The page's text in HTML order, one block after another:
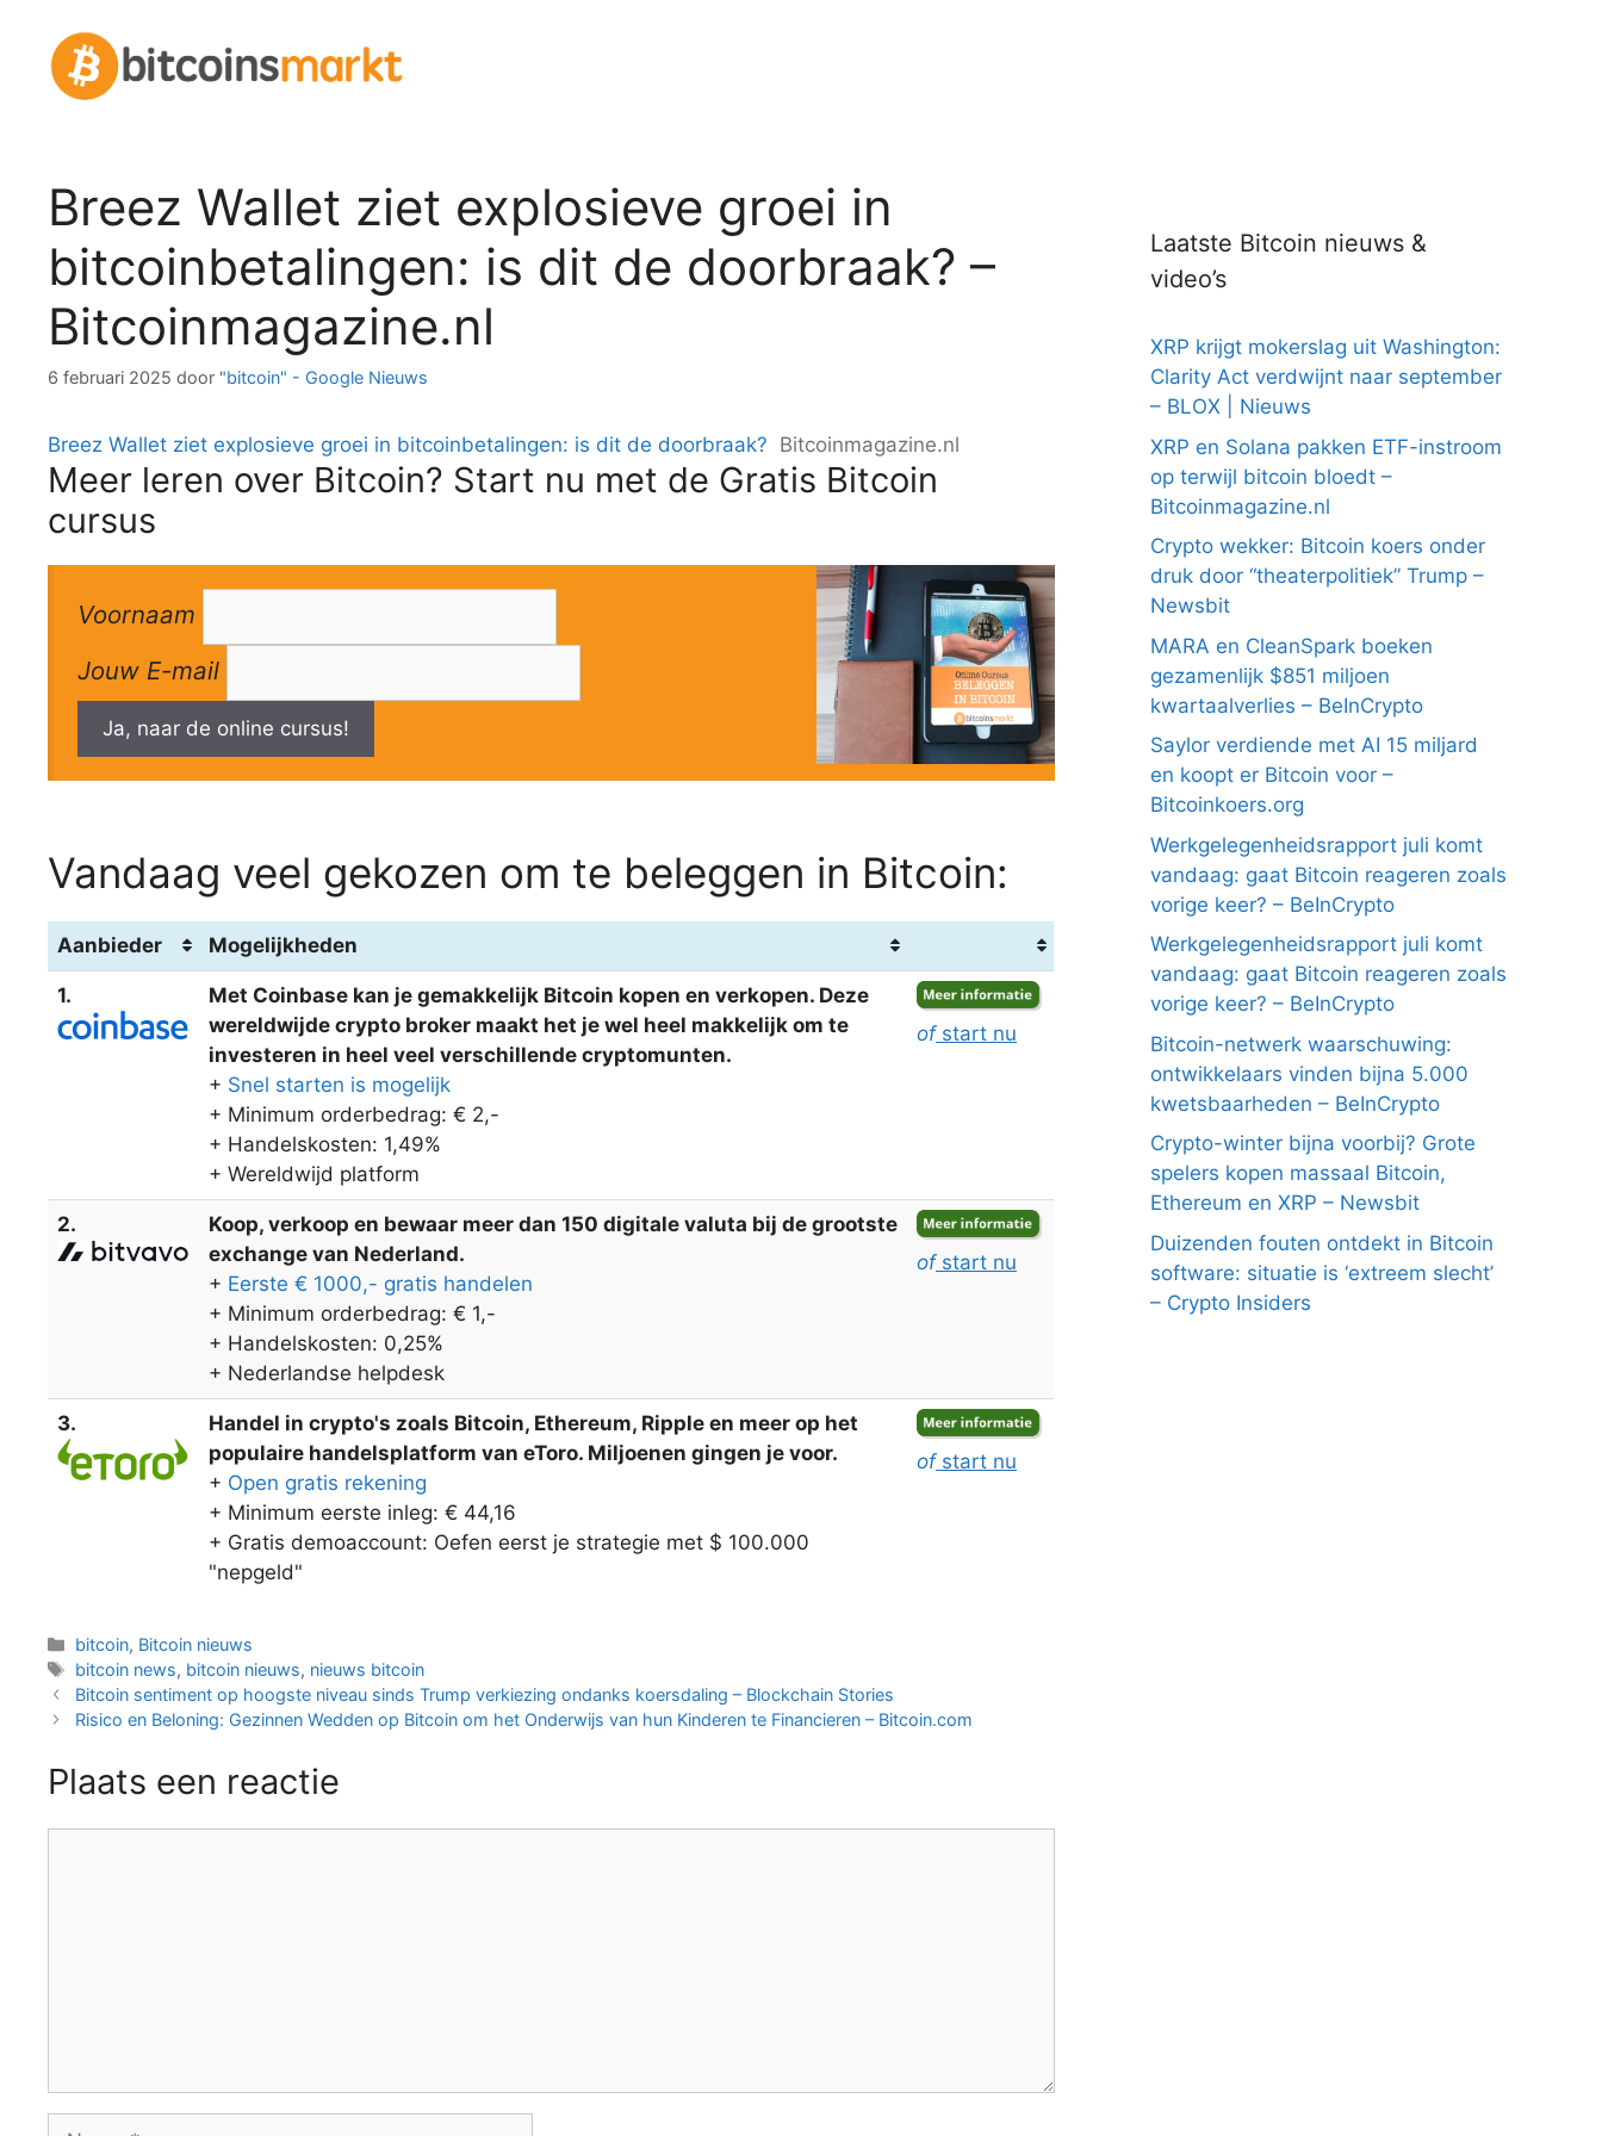
inhoud
Breez Wallet ziet explosieve groei in
bitcoinbetalingen: is dit de doorbraak? –
Bitcoinmagazine.nl
6 februari 2025 door "bitcoin" - Google Nieuws
Breez Wallet ziet explosieve groei in bitcoinbetalingen: is dit de doorbraak? Bitcoinmagazine.nl
Meer leren over Bitcoin? Start nu met de Gratis Bitcoin
cursus
Voornaam
Jouw E-mail
Ja, naar de online cursus!
Vandaag veel gekozen om te beleggen in Bitcoin:
Aanbieder Mogelijkheden
1.
Met Coinbase kan je gemakkelijk Bitcoin kopen en verkopen. Deze
wereldwijde crypto broker maakt het je wel heel makkelijk om te
investeren in heel veel verschillende cryptomunten.
+ Snel starten is mogelijk
+ Minimum orderbedrag: € 2,-
+ Handelskosten: 1,49%
+ Wereldwijd platform
ofstart nu
2.
Koop, verkoop en bewaar meer dan 150 digitale valuta bij de grootste
exchange van Nederland.
+ Eerste € 1000,- gratis handelen
+ Minimum orderbedrag: € 1,-
+ Handelskosten: 0,25%
+ Nederlandse helpdesk
ofstart nu
3.
Handel in crypto's zoals Bitcoin, Ethereum, Ripple en meer op het
populaire handelsplatform van eToro. Miljoenen gingen je voor.
+ Open gratis rekening
+ Minimum eerste inleg: € 44,16
+ Gratis demoaccount: Oefen eerst je strategie met $ 100.000
"nepgeld"
ofstart nu
Categorieën
bitcoin, Bitcoin nieuws
Tags
bitcoin news, bitcoin nieuws, nieuws bitcoin
Berichtnavigatie
Bitcoin sentiment op hoogste niveau sinds Trump verkiezing ondanks koersdaling – Blockchain Stories
Risico en Beloning: Gezinnen Wedden op Bitcoin om het Onderwijs van hun Kinderen te Financieren – Bitcoin.com
Plaats een reactie
Naam
Laatste Bitcoin nieuws &
video’s
XRP krijgt mokerslag uit Washington:
Clarity Act verdwijnt naar september
– BLOX | Nieuws
XRP en Solana pakken ETF-instroom
op terwijl bitcoin bloedt –
Bitcoinmagazine.nl
Crypto wekker: Bitcoin koers onder
druk door “theaterpolitiek” Trump –
Newsbit
MARA en CleanSpark boeken
gezamenlijk $851 miljoen
kwartaalverlies – BeInCrypto
Saylor verdiende met AI 15 miljard
en koopt er Bitcoin voor –
Bitcoinkoers.org
Werkgelegenheidsrapport juli komt
vandaag: gaat Bitcoin reageren zoals
vorige keer? – BeInCrypto
Werkgelegenheidsrapport juli komt
vandaag: gaat Bitcoin reageren zoals
vorige keer? – BeInCrypto
Bitcoin-netwerk waarschuwing:
ontwikkelaars vinden bijna 5.000
kwetsbaarheden – BeInCrypto
Crypto-winter bijna voorbij? Grote
spelers kopen massaal Bitcoin,
Ethereum en XRP – Newsbit
Duizenden fouten ontdekt in Bitcoin
software: situatie is ‘extreem slecht’
– Crypto Insiders